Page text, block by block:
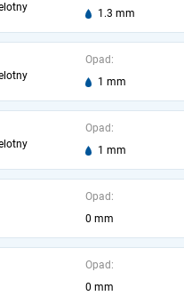
1.3 mm
Opad:
1 mm
Opad:
1 mm
Opad:
0 mm
Opad:
0 mm